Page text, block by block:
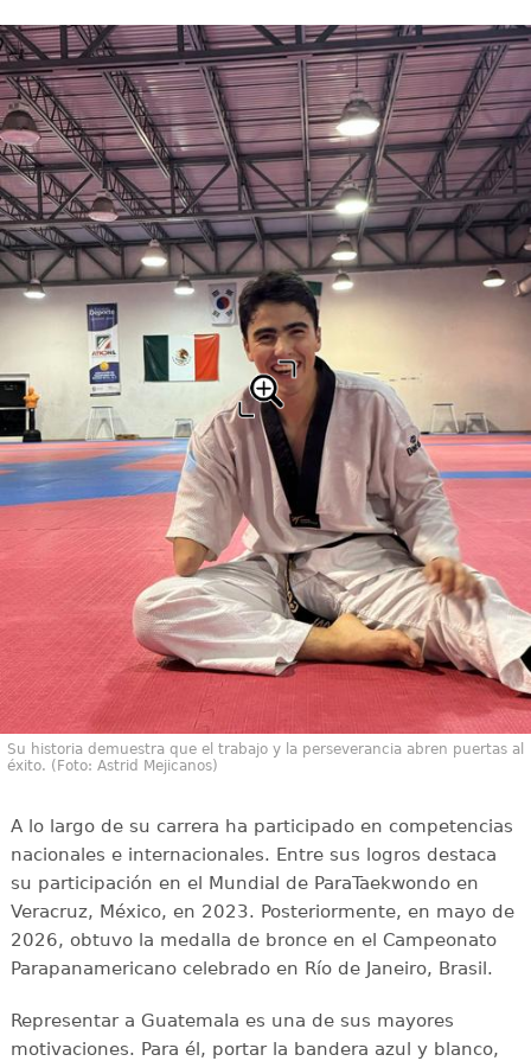
Su historia demuestra que el trabajo y la perseverancia abren puertas al
éxito. (Foto: Astrid Mejicanos)
A lo largo de su carrera ha participado en competencias
nacionales e internacionales. Entre sus logros destaca
su participación en el Mundial de ParaTaekwondo en
Veracruz, México, en 2023. Posteriormente, en mayo de
2026, obtuvo la medalla de bronce en el Campeonato
Parapanamericano celebrado en Río de Janeiro, Brasil.
Representar a Guatemala es una de sus mayores
motivaciones. Para él, portar la bandera azul y blanco,